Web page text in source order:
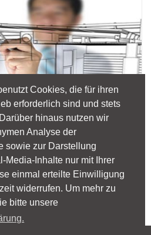
Lichtplaner für Ihr
Sie die Datenbank von licht.de
Cookies, die für ihren
erforderlich sind und stets
hinaus nutzen wir
Analyse der
sowie zur Darstellung
Media-Inhalte nur mit Ihrer
einmal erteilte Einwilligung
widerrufen. Um mehr zu
bitte unsere